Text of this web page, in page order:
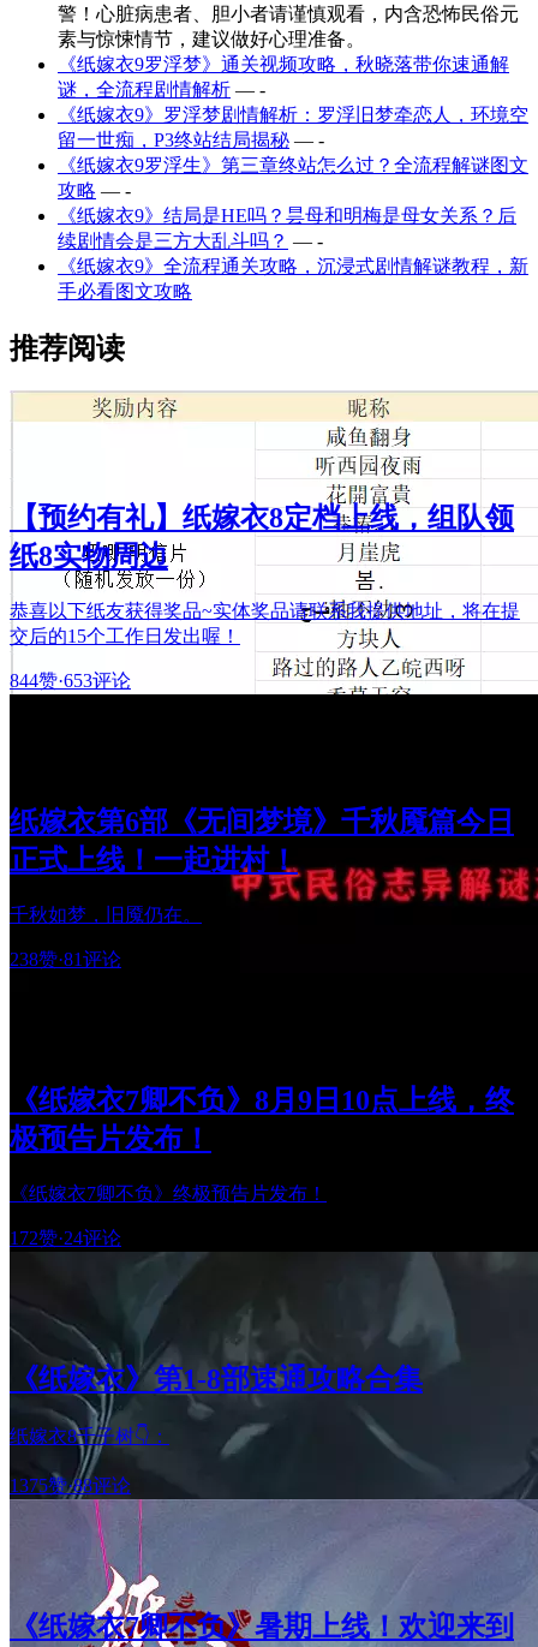
警！心脏病患者、胆小者请谨慎观看，内含恐怖民俗元
素与惊悚情节，建议做好心理准备。
《纸嫁衣9罗浮梦》通关视频攻略，秋晓落带你速通解
谜，全流程剧情解析 — -
《纸嫁衣9》罗浮梦剧情解析：罗浮旧梦牵恋人，环境空
留一世痴，P3终站结局揭秘 — -
《纸嫁衣9罗浮生》第三章终站怎么过？全流程解谜图文
攻略 — -
《纸嫁衣9》结局是HE吗？昙母和明梅是母女关系？后
续剧情会是三方大乱斗吗？ — -
《纸嫁衣9》全流程通关攻略，沉浸式剧情解谜教程，新
手必看图文攻略
推荐阅读
【预约有礼】纸嫁衣8定档上线，组队领
纸8实物周边
恭喜以下纸友获得奖品~实体奖品请联系我提供地址，将在提
交后的15个工作日发出喔！
844赞·653评论
纸嫁衣第6部《无间梦境》千秋魇篇今日
正式上线！一起进村！
千秋如梦，旧魇仍在。
238赞·81评论
《纸嫁衣7卿不负》8月9日10点上线，终
极预告片发布！
《纸嫁衣7卿不负》终极预告片发布！
172赞·24评论
《纸嫁衣》第1-8部速通攻略合集
纸嫁衣8千子树👇：
1375赞·88评论
《纸嫁衣7卿不负》暑期上线！欢迎来到